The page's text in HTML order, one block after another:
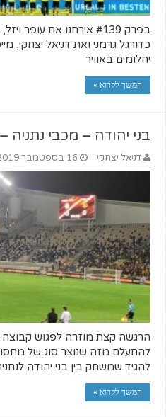
בפרק #139 אירחנו את
כדורגל גרמני ואת דניאל יצחקי,
יהלומים באוויר
המשך לקרוא »
בני יהודה – מכבי
דניאל יצחקי 16 בספטמבר 2019
הרגשה קצת מוזרה לפגוש
להתעלם מזה שנוצר סוג של
להגיד שמשחק בין בני יהודה
המשך לקרוא »